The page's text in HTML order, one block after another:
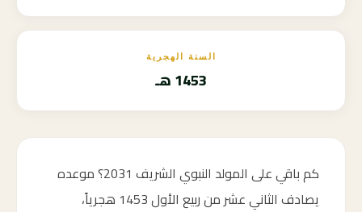
السنة الهجرية
1453 هـ
كم باقي على المولد النبوي الشريف 2031؟ موعده
يصادف الثاني عشر من ربيع الأول 1453 هجرياً،